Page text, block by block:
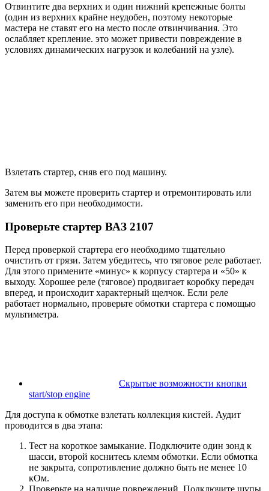
Отвинтите два верхних и один нижний крепежные болты
(один из верхних крайне неудобен, поэтому некоторые
мастера не ставят его на место после отвинчивания. Это
ослабляет крепление. это может привести повреждение в
условиях динамических нагрузок и колебаний на узле).
Взлетать стартер, сняв его под машину.
Затем вы можете проверить стартер и отремонтировать или
заменить его при необходимости.
Проверьте стартер ВАЗ 2107
Перед проверкой стартера его необходимо тщательно
очистить от грязи. Затем убедитесь, что тяговое реле работает.
Для этого примените «минус» к корпусу стартера и «50» к
выходу. Хорошее реле (тяговое) продвигает коробку передач
вперед, и происходит характерный щелчок. Если реле
работает нормально, проверьте обмотки стартера с помощью
мультиметра.
Скрытые возможности кнопки
start/stop engine
Для доступа к обмотке взлетать коллекция кистей. Аудит
проводится в два этапа:
Тест на короткое замыкание. Подключите один зонд к
шасси, второй коснитесь клемм обмотки. Если обмотка
не закрыта, сопротивление должно быть не менее 10
кОм.